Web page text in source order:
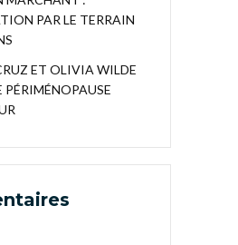
PAR LE TERRAIN
ET OLIVIA WILDE
PÉRIMÉNOPAUSE